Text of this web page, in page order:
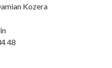
Kozera
48